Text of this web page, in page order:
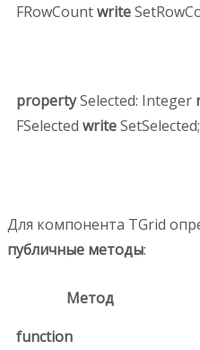
FRowCountwrite
propertySelected: Integer
FSelected writeSetSelected;
Для компонента TGrid
публичные методы:
Метод
function